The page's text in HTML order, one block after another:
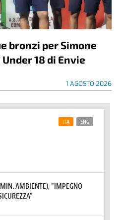
bronzi per Simone
18 di Envie
1 AGOSTO 2026